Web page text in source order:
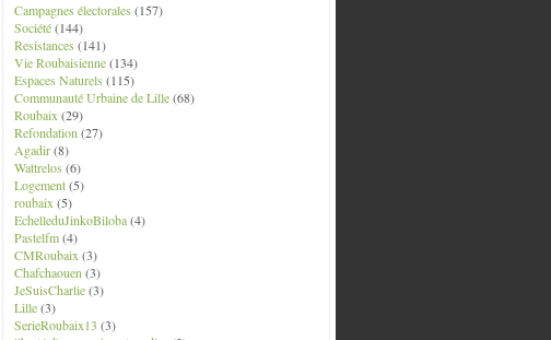
Campagnes électorales (157)
Société(144)
Resistances (141)
Vie Roubaisienne(134)
Espaces Naturels (115)
Communauté Urbaine de Lille(68)
Roubaix (29)
Refondation (27)
Agadir(8)
Wattrelos (6)
Logement(5)
roubaix (5)
EchelleduJinkoBiloba(4)
Pastelfm(4)
CMRoubaix (3)
Chafchaouen (3)
JeSuisCharlie(3)
Lille(3)
SerieRoubaix13 (3)